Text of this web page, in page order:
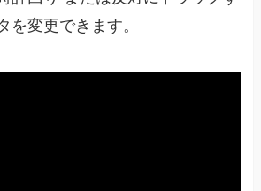
を変更できます。